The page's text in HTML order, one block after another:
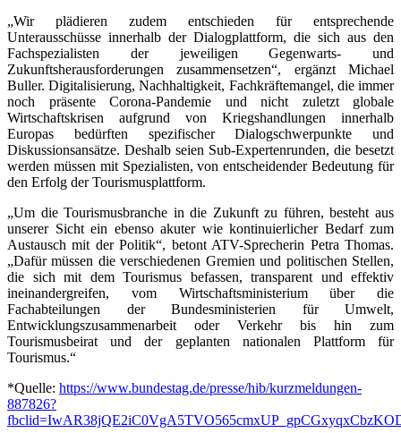
„Wir plädieren zudem entschieden für entsprechende
Unterausschüsse innerhalb der Dialogplattform, die sich aus den
Fachspezialisten der jeweiligen Gegenwarts- und
Zukunftsherausforderungen zusammensetzen“, ergänzt Michael
Buller. Digitalisierung, Nachhaltigkeit, Fachkräftemangel, die immer
noch präsente Corona-Pandemie und nicht zuletzt globale
Wirtschaftskrisen aufgrund von Kriegshandlungen innerhalb
Europas bedürften spezifischer Dialogschwerpunkte und
Diskussionsansätze. Deshalb seien Sub-Expertenrunden, die besetzt
werden müssen mit Spezialisten, von entscheidender Bedeutung für
den Erfolg der Tourismusplattform.
„Um die Tourismusbranche in die Zukunft zu führen, besteht aus
unserer Sicht ein ebenso akuter wie kontinuierlicher Bedarf zum
Austausch mit der Politik“, betont ATV-Sprecherin Petra Thomas.
„Dafür müssen die verschiedenen Gremien und politischen Stellen,
die sich mit dem Tourismus befassen, transparent und effektiv
ineinandergreifen, vom Wirtschaftsministerium über die
Fachabteilungen der Bundesministerien für Umwelt,
Entwicklungszusammenarbeit oder Verkehr bis hin zum
Tourismusbeirat und der geplanten nationalen Plattform für
Tourismus.“
*Quelle: https://www.bundestag.de/presse/hib/kurzmeldungen-
887826?